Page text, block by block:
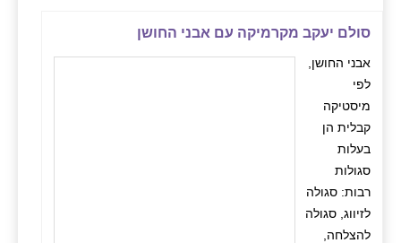
סולם יעקב מקרמיקה עם אבני החושן
אבני החושן,
לפי
מיסטיקה
קבלית הן
בעלות
סגולות
רבות: סגולה
לזיווג, סגולה
להצלחה,